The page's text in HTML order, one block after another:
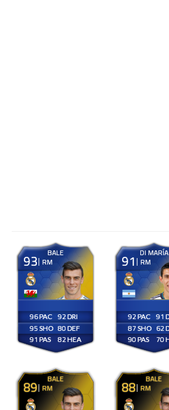
93 RM
BALE
96
95
91
92
80
82
91 RM
DI MARÍA
92
87
90
91
62
70
89 RM
BALE 88 RM
BALE